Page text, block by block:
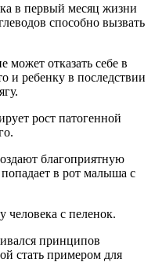
в первый месяц жизни
способно вызвать
может отказать себе в
и ребенку в последствии
рост патогенной
благоприятную
в рот малыша с
с пеленок.
принципов
стать примером для